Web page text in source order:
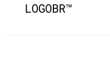
LOGOBR™